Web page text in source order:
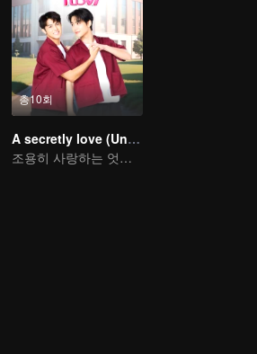
총10회
A secretly love (Uncut Ver.)
조용히 사랑하는 엇갈린 이야기